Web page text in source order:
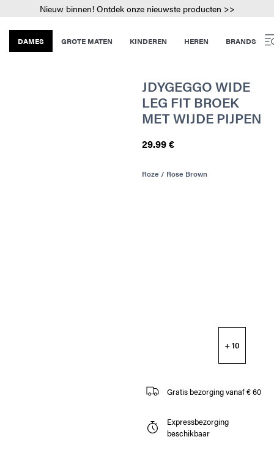
Nieuw binnen! Ontdek onze nieuwste producten >>
DAMES GROTE MATEN KINDEREN HEREN BRANDS
JDYGEGGO WIDE
LEG FIT BROEK
MET WIJDE PIJPEN
29.99 €
Roze / Rose Brown
+ 10
Gratis bezorging vanaf € 60
Expressbezorging
beschikbaar